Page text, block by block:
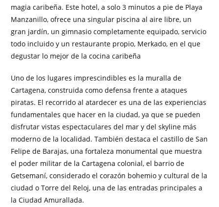
magia caribeña. Este hotel, a solo 3 minutos a pie de Playa
Manzanillo, ofrece una singular piscina al aire libre, un
gran jardín, un gimnasio completamente equipado, servicio
todo incluido y un restaurante propio, Merkado, en el que
degustar lo mejor de la cocina caribeña
Uno de los lugares imprescindibles es la muralla de
Cartagena, construida como defensa frente a ataques
piratas. El recorrido al atardecer es una de las experiencias
fundamentales que hacer en la ciudad, ya que se pueden
disfrutar vistas espectaculares del mar y del skyline más
moderno de la localidad. También destaca el castillo de San
Felipe de Barajas, una fortaleza monumental que muestra
el poder militar de la Cartagena colonial, el barrio de
Getsemaní, considerado el corazón bohemio y cultural de la
ciudad o Torre del Reloj, una de las entradas principales a
la Ciudad Amurallada.